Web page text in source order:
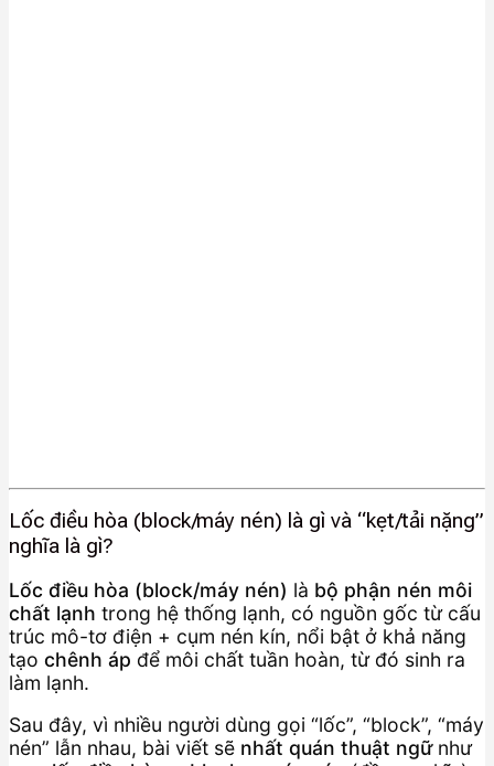
Lốc điều hòa (block/máy nén) là gì và “kẹt/tải nặng”
nghĩa là gì?
Lốc điều hòa (block/máy nén) là bộ phận nén môi
chất lạnh trong hệ thống lạnh, có nguồn gốc từ cấu
trúc mô-tơ điện + cụm nén kín, nổi bật ở khả năng
tạo chênh áp để môi chất tuần hoàn, từ đó sinh ra
làm lạnh.
Sau đây, vì nhiều người dùng gọi “lốc”, “block”, “máy
nén” lẫn nhau, bài viết sẽ nhất quán thuật ngữnhư